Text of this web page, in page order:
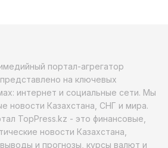
портал-агрегатор
на ключевых
интернет и социальные сети. Мы
новости Казахстана, СНГ и мира.
TopPress.kz - это финансовые,
новости Казахстана,
выводы и прогнозы, курсы валют и